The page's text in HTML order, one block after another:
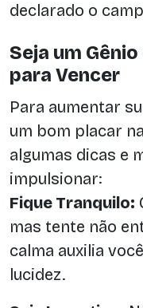
declarado o
Seja um
para Vencer
Para aumentar
um bom placar
algumas dicas e
impulsionar:
Fique Tranquilo:
mas tente não
calma auxilia
lucidez.